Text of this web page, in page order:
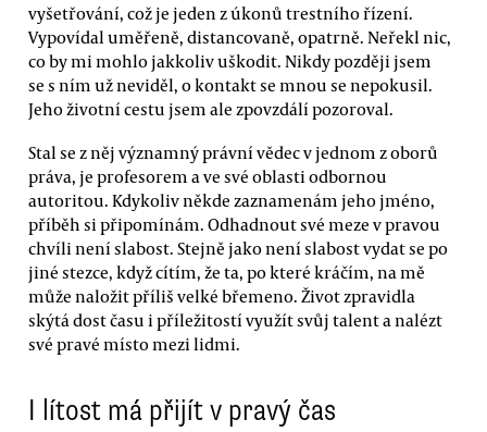
vyšetřování, což je jeden z úkonů trestního řízení.
Vypovídal uměřeně, distancovaně, opatrně. Neřekl nic,
co by mi mohlo jakkoliv uškodit. Nikdy později jsem
se s ním už neviděl, o kontakt se mnou se nepokusil.
Jeho životní cestu jsem ale zpovzdálí pozoroval.
Stal se z něj významný právní vědec v jednom z oborů
práva, je profesorem a ve své oblasti odbornou
autoritou. Kdykoliv někde zaznamenám jeho jméno,
příběh si připomínám. Odhadnout své meze v pravou
chvíli není slabost. Stejně jako není slabost vydat se po
jiné stezce, když cítím, že ta, po které kráčím, na mě
může naložit příliš velké břemeno. Život zpravidla
skýtá dost času i příležitostí využít svůj talent a nalézt
své pravé místo mezi lidmi.
I lítost má přijít v pravý čas